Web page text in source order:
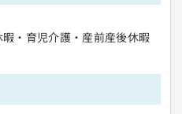
・育児介護・産前産後休暇